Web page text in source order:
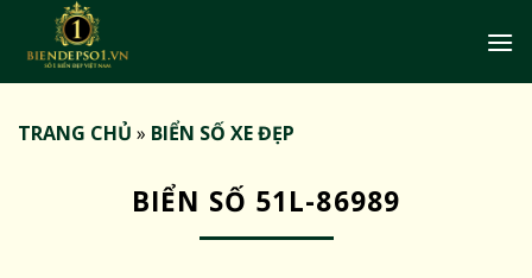
TRANG CHỦ » BIỂN SỐ XE ĐẸP
BIỂN SỐ 51L-86989